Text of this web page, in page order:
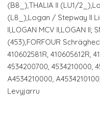
(B8_),THALIA II (LU1/
(L8_),Logan / Stepway II
II,LOGAN MCV II,LOGAN II;
(453),FORFOUR
410602581R, 410605612R,
4534200700, 4534210000,
A4534210000,
Levyjarru